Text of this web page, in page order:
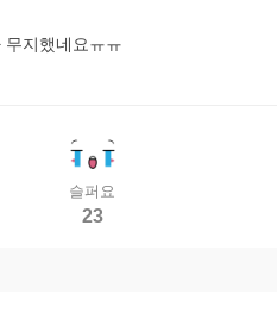
지했네요ㅠㅠ
슬퍼요
23